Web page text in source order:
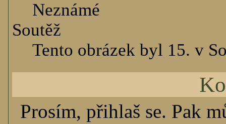
Neznámé
Soutěž
Tento obrázek byl 15. v
Prosím, přihlaš se. Pak